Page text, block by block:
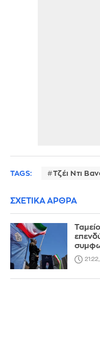
TAGS: Τζέι Ντι
ΣΧΕΤΙΚΑ ΑΡΘΡΑ